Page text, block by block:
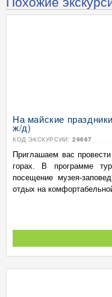
На майские
ж/д)
КОД ЭКСКУРСИИ: 29667
Приглашаем вас
горах. В программе
посещение музея-
отдых на